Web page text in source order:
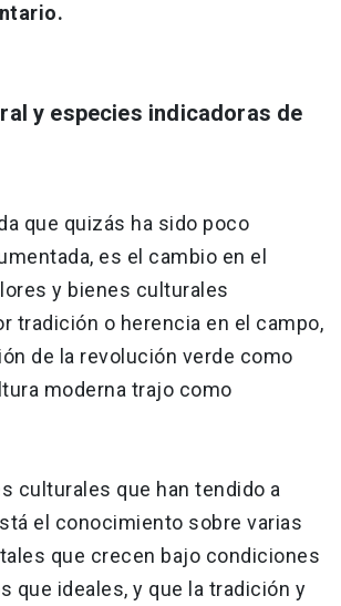
y especies indicadoras de
que quizás ha sido poco
es el cambio en el
y bienes culturales
tradición o herencia en el campo,
de la revolución verde como
moderna trajo como
culturales que han tendido a
el conocimiento sobre varias
que crecen bajo condiciones
que ideales, y que la tradición y